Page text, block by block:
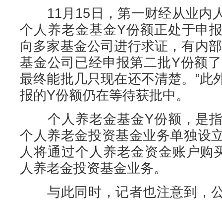
11月15日，第一财经从业内
个人养老金基金Y份额正处于申
向多家基金公司进行求证，有内
基金公司已经申报第二批Y份额
最终能批几只现在还不清楚。”此
报的Y份额仍在等待获批中。
个人养老金基金Y份额，是指
个人养老金投资基金业务单独设
人将通过个人养老金资金账户购
人养老金投资基金业务。
与此同时，记者也注意到，